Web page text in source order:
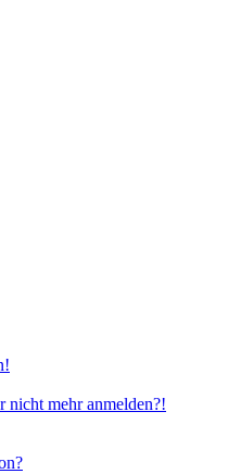
nicht mehr anmelden?!